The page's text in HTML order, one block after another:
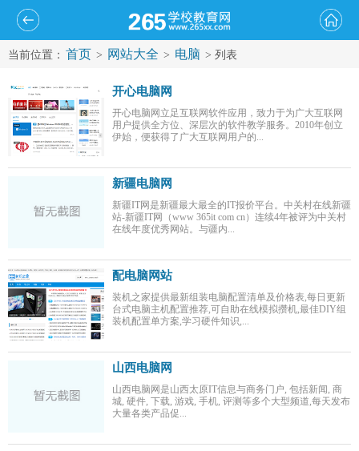
当前位置： 首页 > 网站大全 > 电脑 > 列表
开心电脑网
开心电脑网立足互联网软件应用，致力于为广大互联网
用户提供全方位、深层次的软件教学服务。2010年创立
伊始，便获得了广大互联网用户的...
新疆电脑网
新疆IT网是新疆最大最全的IT报价平台。中关村在线新疆
站-新疆IT网（www 365it com cn）连续4年被评为中关村
在线年度优秀网站。与疆内...
配电脑网站
装机之家提供最新组装电脑配置清单及价格表,每日更新
台式电脑主机配置推荐,可自助在线模拟攒机,最佳DIY组
装机配置单方案,学习硬件知识,...
山西电脑网
山西电脑网是山西太原IT信息与商务门户, 包括新闻, 商
城, 硬件, 下载, 游戏, 手机, 评测等多个大型频道,每天发布
大量各类产品促...